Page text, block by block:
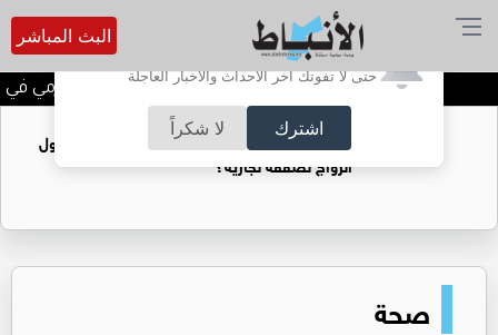
أترغب في تفعيل الإشعارات؟
حتى لا تفوتك آخر الأحداث والأخبار العاجلة
اشترك لا شكراً
البث المباشر
الحاجة خالدة محمود الكرمي في
فتيات يستغللنه لتحقيق مكاسب مادية.. هل تحول
الزواج لصفقة تجارية؟
صحة